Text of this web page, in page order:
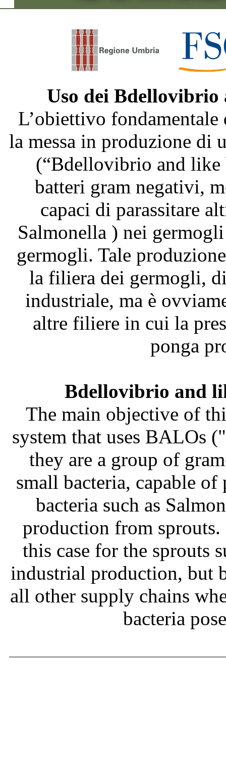
Uso dei
L’obiettivo fondamentale
la messa in produzione di
(“Bdellovibrio and like
batteri gram negativi,
capaci di parassitare
Salmonella ) nei
germogli. Tale
la filiera dei germogli,
industriale, ma è
altre filiere in cui la
ponga
Bdellovibrio and
The main objective of
system that uses BALOs
they are a group of
small bacteria, capable
bacteria such as
production from
this case for the sprouts
industrial production, but
all other supply chains
bacteria